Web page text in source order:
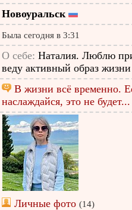
Новоуральск
Была сегодня в 3:31
О себе: Наталия. Люблю
веду активный образ
В жизни всё временно.
наслаждайся, это не будет...
Личные фото (14)